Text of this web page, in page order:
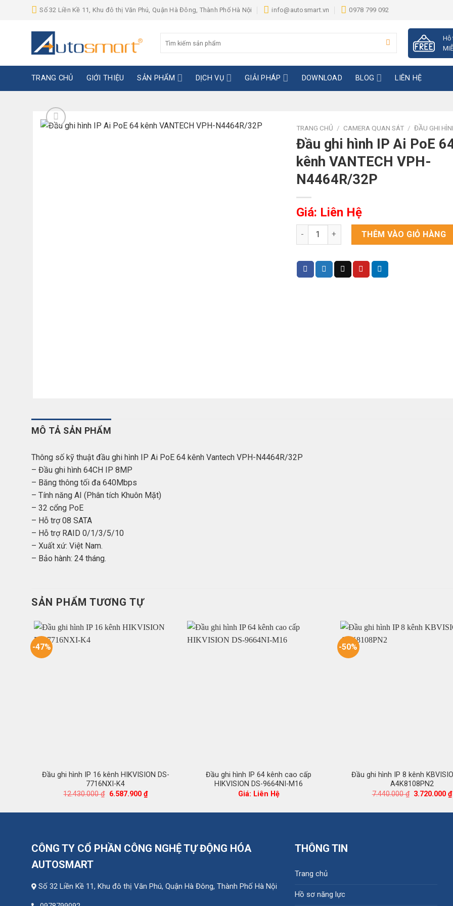
Số 32 Liền Kề 11, Khu đô thị Văn Phú, Quận Hà Đông, Thành Phố Hà Nội info@autosmart.vn 0978 799 092
kiếm:
Hỗ
TRANG CHỦ GIỚI THIỆU SẢN PHẨM DỊCH VỤ GIẢI PHÁP DOWNLOAD BLOG LIÊN HỆ
TRANG CHỦ / CAMERA QUAN SÁT / ĐẦU GHI
Đầu ghi hình IP Ai PoE
kênh VANTECH VPH-
N4464R/32P
Giá: Liên Hệ
Đầu ghi hình IP Ai PoE 64 kênh VANTECH
THÊM VÀO GIỎ HÀNG
MÔ TẢ SẢN PHẨM
Thông số kỹ thuật đầu ghi hình IP Ai PoE 64 kênh Vantech VPH-N4464R/32P
– Đầu ghi hình 64CH IP 8MP
– Băng thông tối đa 640Mbps
– Tính năng AI (Phân tích Khuôn Mặt)
– 32 cổng PoE
– Hỗ trợ 08 SATA
– Hỗ trợ RAID 0/1/3/5/10
– Xuất xứ: Việt Nam.
– Bảo hành: 24 tháng.
SẢN PHẨM TƯƠNG TỰ
-47%
Đầu ghi hình IP 16 kênh HIKVISION DS-
7716NXI-K4
12.430.000₫ Giá
12.430.000 ₫.
6.587.900 ₫Giá
hiện
là:
Đầu ghi hình IP 64 kênh cao cấp
HIKVISION DS-9664NI-M16
Giá: Liên Hệ
-50%
Đầu ghi hình IP 8 kênh
A4K8108PN2
7.440.000₫ Giá
7.440.000 ₫.
3.720.000 ₫
CÔNG TY CỔ PHẦN CÔNG NGHỆ TỰ ĐỘNG HÓA
AUTOSMART
Số 32 Liền Kề 11, Khu đô thị Văn Phú, Quận Hà Đông, Thành Phố Hà Nội
THÔNG TIN
Trang chủ
Hồ sơ năng lực